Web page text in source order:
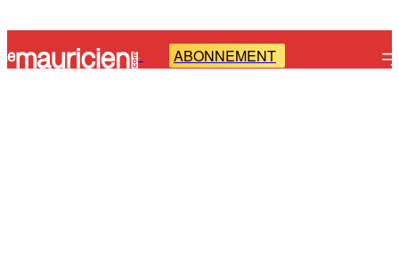
- ABONNEMENT